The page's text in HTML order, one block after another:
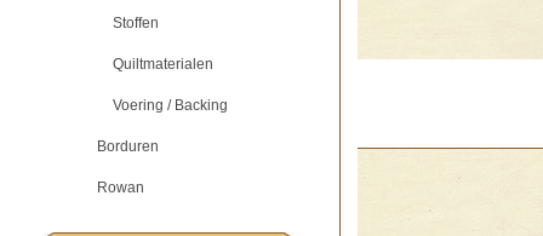
Stoffen
Quiltmaterialen
Voering / Backing
Borduren
Rowan